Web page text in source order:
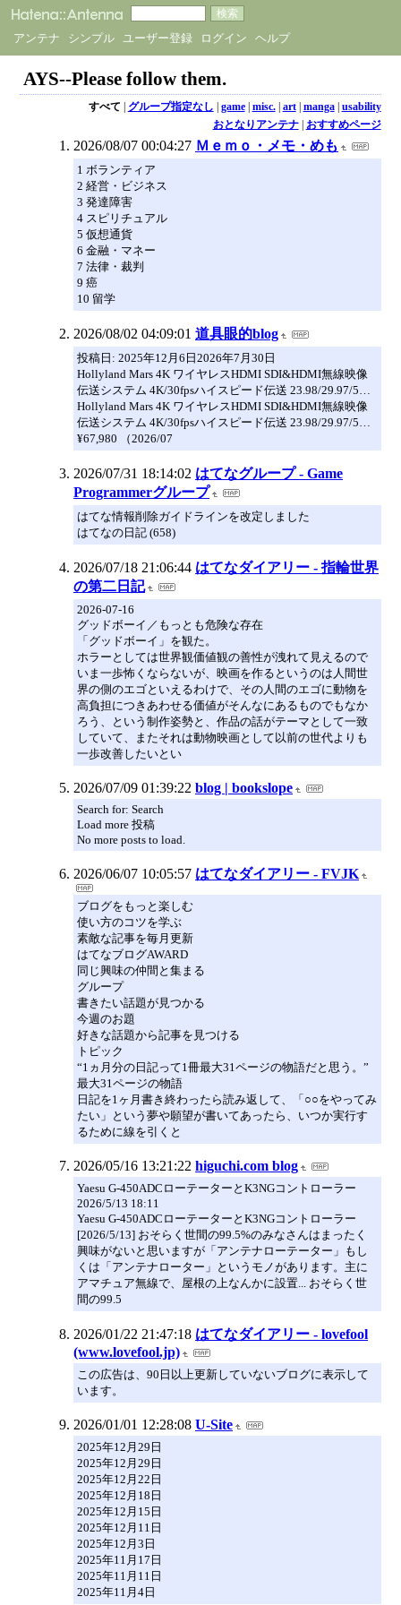
アンテナ シンプル ユーザー登録 ログイン ヘルプ
AYS--Please follow them.
すべて | グループ指定なし | game| misc.| art| manga| usability
おとなりアンテナ| おすすめページ
2026/08/07 00:04:27 Ｍｅｍｏ・メモ・めも
1 ボランティア
2 経営・ビジネス
3 発達障害
4 スピリチュアル
5 仮想通貨
6 金融・マネー
7 法律・裁判
9 癌
10 留学
2026/08/02 04:09:01 道具眼的blog
投稿日: 2025年12月6日2026年7月30日
Hollyland Mars 4K ワイヤレスHDMI SDI&HDMI無線映像
伝送システム 4K/30fpsハイスピード伝送 23.98/29.97/5…
Hollyland Mars 4K ワイヤレスHDMI SDI&HDMI無線映像
伝送システム 4K/30fpsハイスピード伝送 23.98/29.97/5…
¥67,980 （2026/07
2026/07/31 18:14:02 はてなグループ - Game
Programmerグループ
はてな情報削除ガイドラインを改定しました
はてなの日記 (658)
2026/07/18 21:06:44 はてなダイアリー - 指輪世界
の第二日記
2026-07-16
グッドボーイ／もっとも危険な存在
「グッドボーイ」を観た。
ホラーとしては世界観価値観の善性が洩れて見えるので
いま一歩怖くならないが、映画を作るというのは人間世
界の側のエゴといえるわけで、その人間のエゴに動物を
高負担につきあわせる価値がそんなにあるものでもなか
ろう、という制作姿勢と、作品の話がテーマとして一致
していて、またそれは動物映画として以前の世代よりも
一歩改善したいとい
2026/07/09 01:39:22 blog | bookslope
Search for: Search
Load more 投稿
No more posts to load.
2026/06/07 10:05:57 はてなダイアリー - FVJK
ブログをもっと楽しむ
使い方のコツを学ぶ
素敵な記事を毎月更新
はてなブログAWARD
同じ興味の仲間と集まる
グループ
書きたい話題が見つかる
今週のお題
好きな話題から記事を見つける
トピック
“1ヵ月分の日記って1冊最大31ページの物語だと思う。”
最大31ページの物語
日記を1ヶ月書き終わったら読み返して、「○○をやってみ
たい」という夢や願望が書いてあったら、いつか実行す
るために線を引くと
2026/05/16 13:21:22 higuchi.com blog
Yaesu G-450ADCローテーターとK3NGコントローラー
2026/5/13 18:11
Yaesu G-450ADCローテーターとK3NGコントローラー
[2026/5/13] おそらく世間の99.5%のみなさんはまったく
興味がないと思いますが「アンテナローテーター」もし
くは「アンテナローター」というモノがあります。主に
アマチュア無線で、屋根の上なんかに設置... おそらく世
間の99.5
2026/01/22 21:47:18 はてなダイアリー - lovefool
(www.lovefool.jp)
この広告は、90日以上更新していないブログに表示して
います。
2026/01/01 12:28:08 U-Site
2025年12月29日
2025年12月29日
2025年12月22日
2025年12月18日
2025年12月15日
2025年12月11日
2025年12月3日
2025年11月17日
2025年11月11日
2025年11月4日